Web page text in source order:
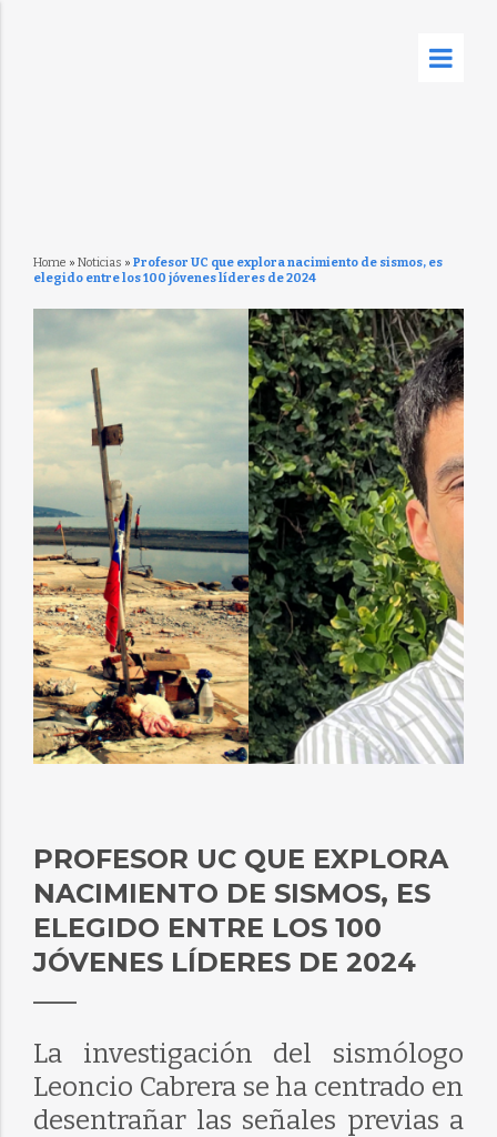
Home » Noticias » Profesor UC que explora nacimiento de sismos, es
elegido entre los 100 jóvenes líderes de 2024
PROFESOR UC QUE EXPLORA
NACIMIENTO DE SISMOS, ES
ELEGIDO ENTRE LOS 100
JÓVENES LÍDERES DE 2024
La investigación del sismólogo
Leoncio Cabrera se ha centrado en
desentrañar las señales previas a